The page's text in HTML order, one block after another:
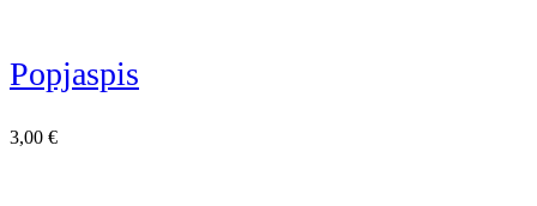
Popjaspis
3,00 €